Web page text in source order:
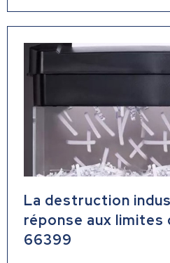
La destruction
réponse aux limites
66399